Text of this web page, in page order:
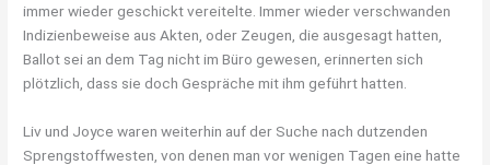
immer wieder geschickt vereitelte. Immer wieder verschwanden
Indizienbeweise aus Akten, oder Zeugen, die ausgesagt hatten,
Ballot sei an dem Tag nicht im Büro gewesen, erinnerten sich
plötzlich, dass sie doch Gespräche mit ihm geführt hatten.
Liv und Joyce waren weiterhin auf der Suche nach dutzenden
Sprengstoffwesten, von denen man vor wenigen Tagen eine hatte